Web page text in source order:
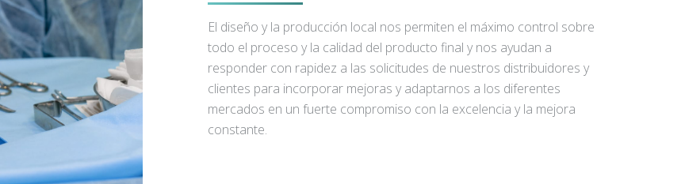
El diseño y la producción local nos permiten el máximo control sobre
todo el proceso y la calidad del producto final y nos ayudan a
responder con rapidez a las solicitudes de nuestros distribuidores y
clientes para incorporar mejoras y adaptarnos a los diferentes
mercados en un fuerte compromiso con la excelencia y la mejora
constante.